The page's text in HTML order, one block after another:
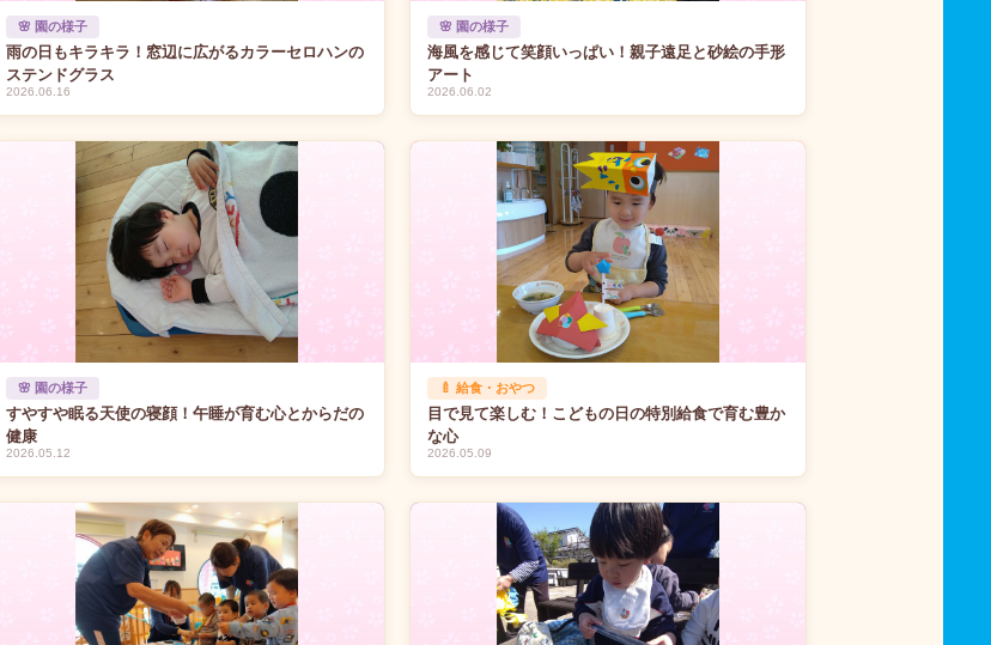
🌸 園の様子
雨の日もキラキラ！窓辺に広がるカラーセロハンの
ステンドグラス
2026.06.16
🌸 園の様子
海風を感じて笑顔いっぱい！親子遠足と砂絵の手形
アート
2026.06.02
🌸 園の様子
すやすや眠る天使の寝顔！午睡が育む心とからだの
健康
2026.05.12
🍼 給食・おやつ
目で見て楽しむ！こどもの日の特別給食で育む豊か
な心
2026.05.09